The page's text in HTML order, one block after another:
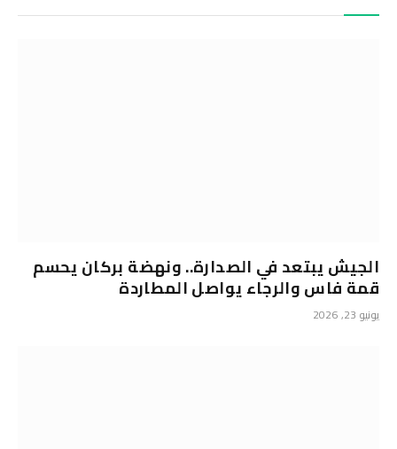
الجيش يبتعد في الصدارة.. ونهضة بركان يحسم
قمة فاس والرجاء يواصل المطاردة
يونيو 23, 2026